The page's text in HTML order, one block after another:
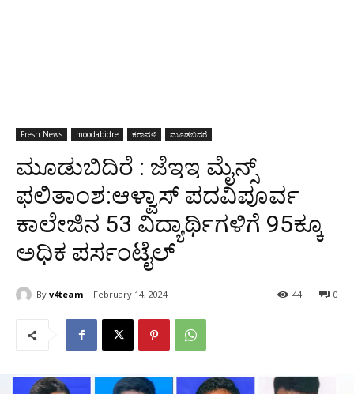
Fresh News moodabidre ಕರಾವಳಿ ಮೂಡಬಿದರೆ
ಮೂಡುಬಿದಿರೆ : ಜೆಇಇ ಮೈನ್ಸ್
ಫಲಿತಾಂಶ:ಆಳ್ವಾಸ್ ಪದವಿಪೂರ್ವ
ಕಾಲೇಜಿನ 53 ವಿದ್ಯಾರ್ಥಿಗಳಿಗೆ 95ಕ್ಕೂ
ಅಧಿಕ ಪರ್ಸಂಟೈಲ್
By v4team February 14, 2024 0
44